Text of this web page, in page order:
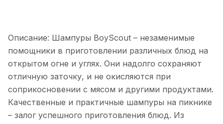
Описание: Шампуры BoyScout – незаменимые
помощники в приготовлении различных блюд на
открытом огне и углях. Они надолго сохраняют
отличную заточку, и не окисляются при
соприкосновении с мясом и другими продуктами.
Качественные и практичные шампуры на пикнике
– залог успешного приготовления блюд. Из